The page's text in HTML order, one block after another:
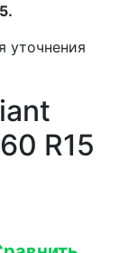
уточнения
R15